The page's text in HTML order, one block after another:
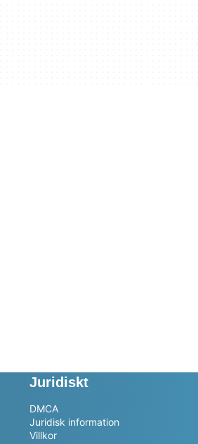
Juridiskt
DMCA
Juridisk information
Villkor